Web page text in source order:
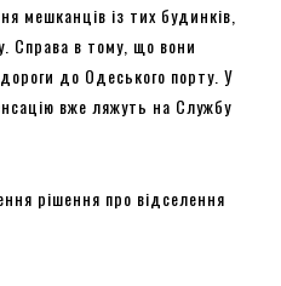
мешканців із тих будинків,
Справа в тому, що вони
до Одеського порту. У
вже ляжуть на Службу
рішення про відселення